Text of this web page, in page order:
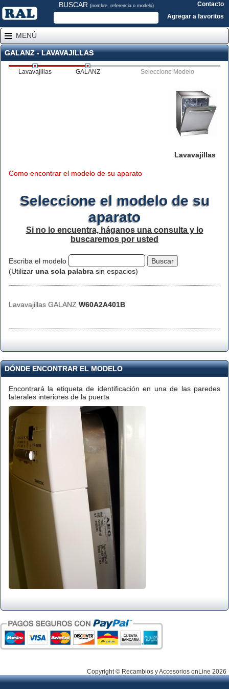
BUSCAR (nombre, referencia o modelo)
Contacto
Agregar a favoritos
MENÚ
GALANZ - LAVAVAJILLAS
Lavavajillas GALANZ Seleccione Modelo
Lavavajillas
Como encontrar el modelo de su aparato
Seleccione el modelo de su
aparato
Si no lo encuentra, háganos una consulta y lo
buscaremos por usted
Escriba el modelo
(Utilizar una sola palabra sin espacios)
Lavavajillas GALANZ W60A2A401B
DÓNDE ENCONTRAR EL MODELO
Encontrará la etiqueta de identificación en una de las paredes
laterales interiores de la puerta
Copyright © Recambios y Accesorios onLine 2026